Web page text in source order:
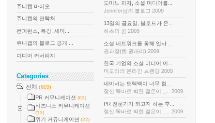
쥬니캡 바이오
쥬니캡의 연락처
컨퍼런스, 특강, 세미...
쥬니캡의 블로그 공개 ...
미디어 커버리지
Categories
전체 (609)
PR 커뮤니케이션 (62)
비즈니스 커뮤니케이션
(13)
위기 커뮤니케이션 (22)
도미노 피자, 소셜 미디어를...
Jennifer님의 블로그 2009
13일의 금요일, 블로드가 온...
하츠의 꿈 2009
소셜 네트워크를 통해 입사 ...
권과장(舊 권대리) 2009
한국 기업의 소셜 미디어 이...
미도리의 온라인 브랜딩 2009
네이버는 트랙백이 너무 힘...
정신 똑바로 박힌 젊은이 _... 2009
PR 전문가가 되고자 하는 후...
정신 똑바로 박힌 젊은이 _... 2009